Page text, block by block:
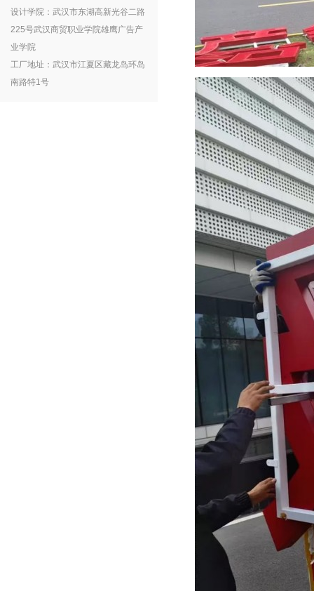
设计学院：武汉市东湖高新光谷二路
225号武汉商贸职业学院雄鹰广告产
业学院
工厂地址：武汉市江夏区藏龙岛环岛
南路特1号